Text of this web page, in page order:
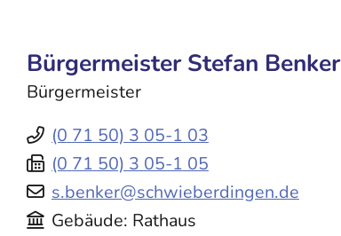
Bürgermeister Stefan Benker
Bürgermeister
(07150) 305-103
(07150) 305-105
s.benker@schwieberdingen.de
Gebäude Rathaus